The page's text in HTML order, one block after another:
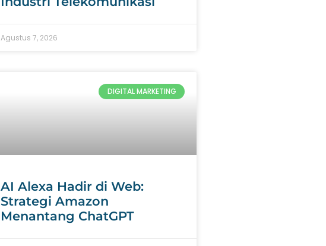
Agustus 7, 2026
DIGITAL MARKETING
AI Alexa Hadir di Web:
Strategi Amazon
Menantang ChatGPT